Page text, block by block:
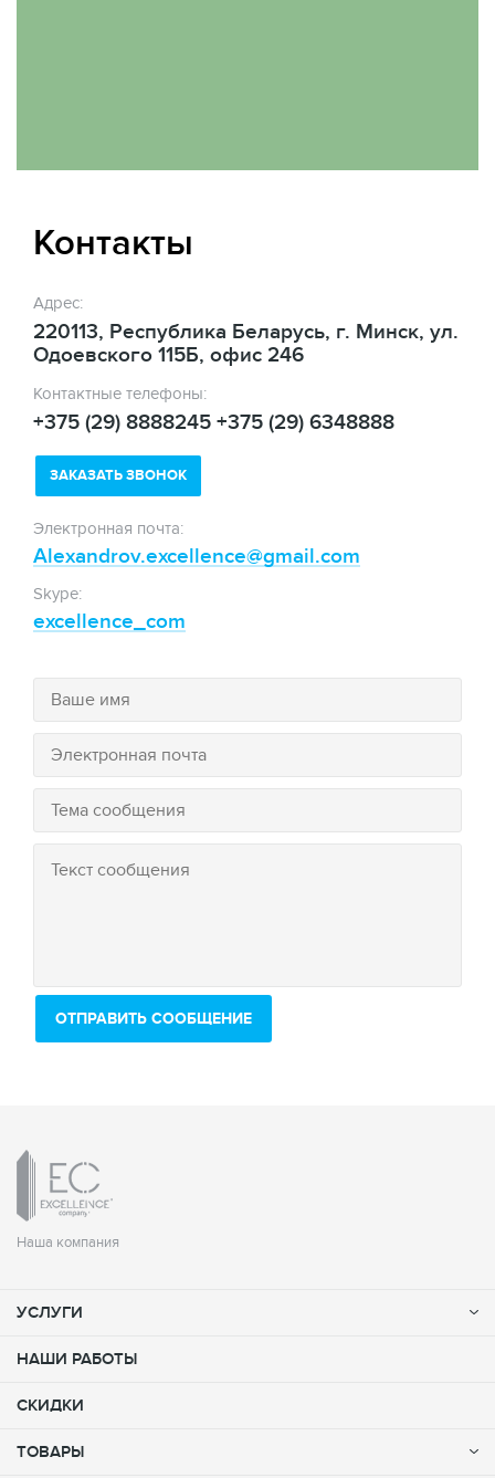
Контакты
Адрес:
220113, Республика Беларусь, г. Минск, ул.
Одоевского 115Б, офис 246
Контактные телефоны:
+375 (29) 8888245 +375 (29) 6348888
ЗАКАЗАТЬ ЗВОНОК
Электронная почта:
Alexandrov.excellence@gmail.com
Skype:
excellence_com
Наша компания
УСЛУГИ
НАШИ РАБОТЫ
СКИДКИ
ТОВАРЫ